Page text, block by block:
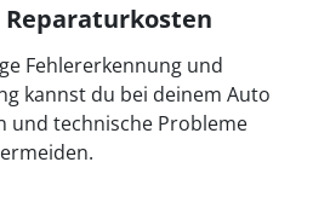
Reparaturkosten
Fehlererkennung und
kannst du bei deinem Auto
und technische Probleme